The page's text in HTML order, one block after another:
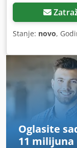
Stanje: novo,
Oglasite
11 milijuna